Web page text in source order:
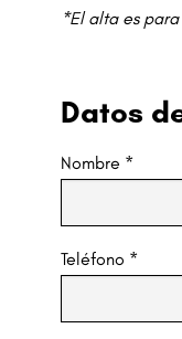
*El alta es
Datos
Nombre *
Teléfono *